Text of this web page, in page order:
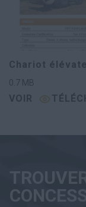
Chariot
0.7 MB
VOIR